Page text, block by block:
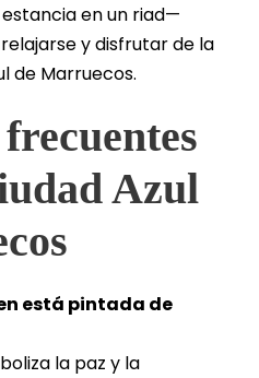
en un riad—
y disfrutar de la
de Marruecos.
Azul
está pintada de
la paz y la